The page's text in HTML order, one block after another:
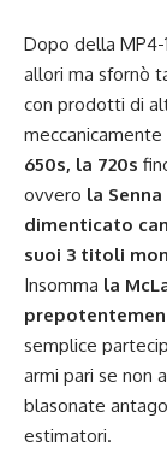
Dopo della MP4-
allori ma sfornò
con prodotti di
650s, la 720s
ovvero la
dimenticato
suoi 3 titoli
Insomma la
semplice
armi pari se non
blasonate
estimatori.